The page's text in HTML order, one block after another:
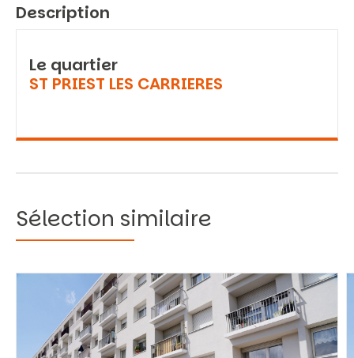
Description
Le quartier
ST PRIEST LES CARRIERES
Sélection similaire